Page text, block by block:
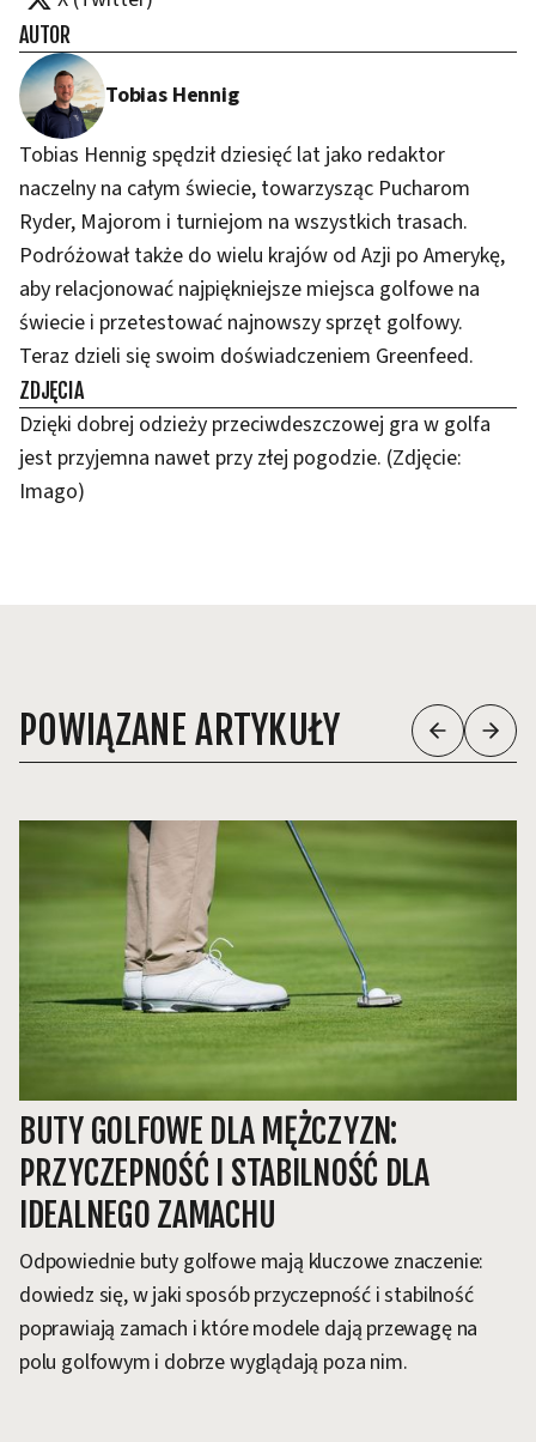
AUTOR
Tobias Hennig
Tobias Hennig spędził dziesięć lat jako redaktor
naczelny na całym świecie, towarzysząc Pucharom
Ryder, Majorom i turniejom na wszystkich trasach.
Podróżował także do wielu krajów od Azji po Amerykę,
aby relacjonować najpiękniejsze miejsca golfowe na
świecie i przetestować najnowszy sprzęt golfowy.
Teraz dzieli się swoim doświadczeniem Greenfeed.
ZDJĘCIA
Dzięki dobrej odzieży przeciwdeszczowej gra w golfa
jest przyjemna nawet przy złej pogodzie. (Zdjęcie:
Imago)
POWIĄZANE ARTYKUŁY
BUTY GOLFOWE DLA MĘŻCZYZN:
PRZYCZEPNOŚĆ I STABILNOŚĆ DLA
IDEALNEGO ZAMACHU
Odpowiednie buty golfowe mają kluczowe znaczenie:
dowiedz się, w jaki sposób przyczepność i stabilność
poprawiają zamach i które modele dają przewagę na
polu golfowym i dobrze wyglądają poza nim.